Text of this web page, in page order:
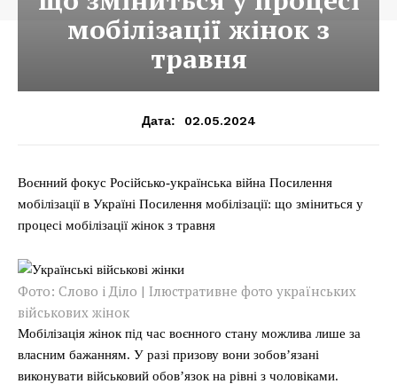
мобілізації жінок з
травня
Дата: 02.05.2024
Воєнний фокус Російсько-українська війна Посилення
мобілізації в Україні Посилення мобілізації: що зміниться у
процесі мобілізації жінок з травня
Фото: Слово і Діло | Ілюстративне фото українських
військових жінок
Мобілізація жінок під час воєнного стану можлива лише за
власним бажанням. У разі призову вони зобовʼязані
виконувати військовий обовʼязок на рівні з чоловіками.